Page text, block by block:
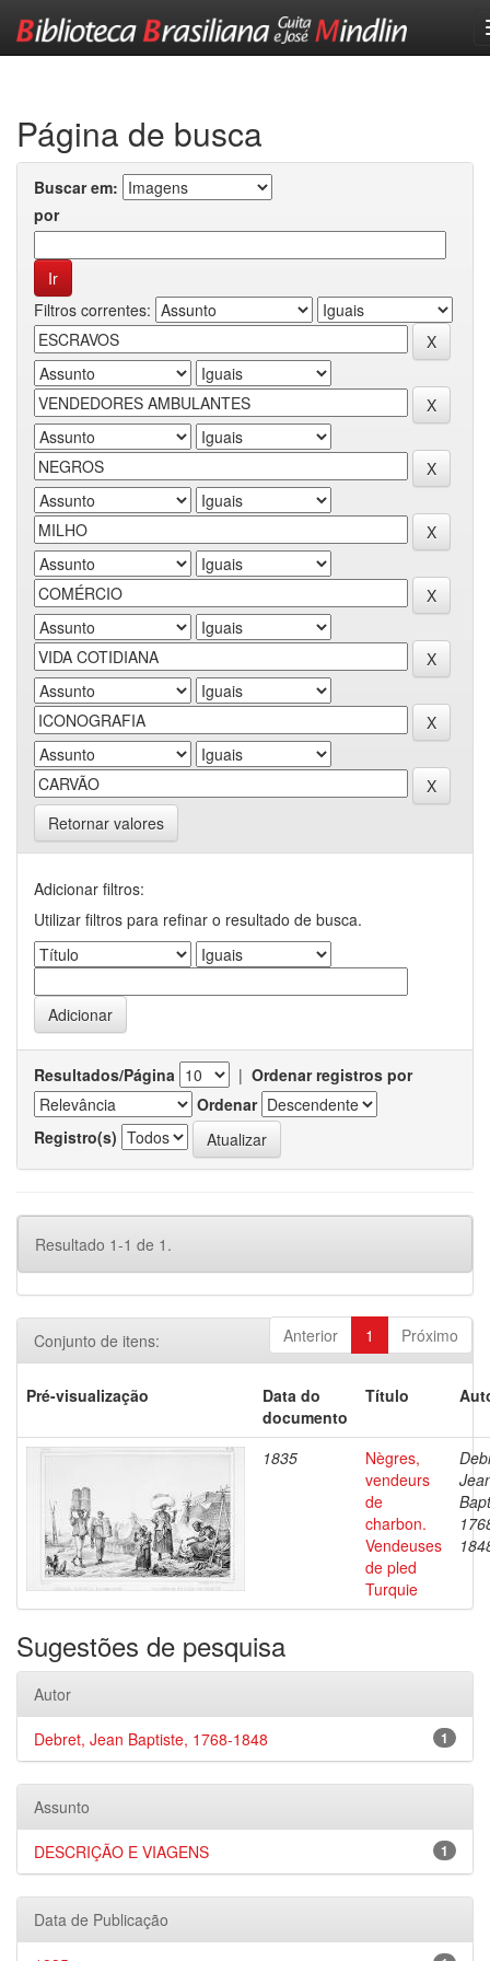
Página de busca
Buscar em:
por
Filtros correntes:
Retornar valores
Adicionar filtros:
Utilizar filtros para refinar o resultado de busca.
Resultados/Página | Ordenar registros por
Ordenar
Registro(s)
Resultado 1-1 de 1.
Anterior 1 Próximo
Conjunto de itens:
Pré-visualização
Data do
documento
Título
1835
Nègres,
vendeurs
de
charbon.
Vendeuses
de pled
Turquie
Sugestões de pesquisa
Autor
1
Debret, Jean Baptiste, 1768-1848
Assunto
1
DESCRIÇÃO E VIAGENS
Data de Publicação